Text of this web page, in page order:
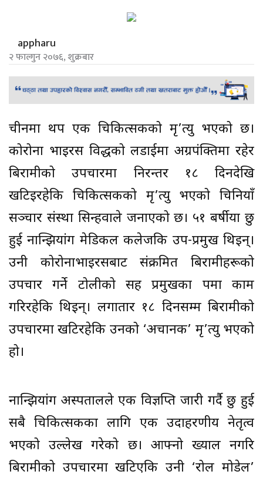
appharu
२ फाल्गुन २०७६, शुक्रबार
चीनमा थप एक चिकित्सकको मृ’त्यु भएको छ।
कोरोना भाइरस विरुद्धको लडाईमा अग्रपंक्तिमा रहेर
बिरामीको उपचारमा निरन्तर १८ दिनदेखि
खटिइरहेकि चिकित्सकको मृ’त्यु भएको चिनियाँ
सञ्चार संस्था सिन्हवाले जनाएको छ। ५१ बर्षीया छु
हुई नान्झियांग मेडिकल कलेजकि उप-प्रमुख थिइन्।
उनी कोरोनाभाइरसबाट संक्रमित बिरामीहरूको
उपचार गर्ने टोलीको सह प्रमुखका रुपमा काम
गरिरहेकि थिइन्। लगातार १८ दिनसम्म बिरामीको
उपचारमा खटिरहेकि उनको ‘अचानक’ मृ’त्यु भएको
हो।
नान्झियांग अस्पतालले एक विज्ञप्ति जारी गर्दै छु हुई
सबै चिकित्सकका लागि एक उदाहरणीय नेतृत्व
भएको उल्लेख गरेको छ। आफ्नो ख्याल नगरि
बिरामीको उपचारमा खटिएकि उनी ‘रोल मोडेल’